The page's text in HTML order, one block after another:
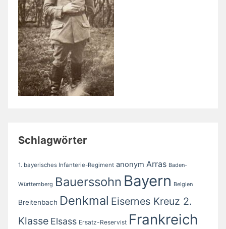
Schlagwörter
1. bayerisches Infanterie-Regiment anonym Arras Baden-
Württemberg Bauerssohn Bayern Belgien
Breitenbach Denkmal Eisernes Kreuz 2.
Klasse Elsass Ersatz-Reservist Frankreich